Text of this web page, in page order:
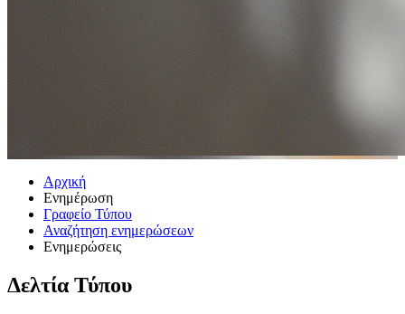
Αρχική
Ενημέρωση
Γραφείο Τύπου
Αναζήτηση ενημερώσεων
Ενημερώσεις
Δελτία Τύπου